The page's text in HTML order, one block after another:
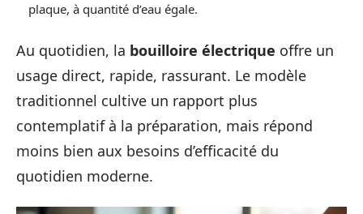
plaque, à quantité d’eau égale.
Au quotidien, la bouilloire électrique offre un
usage direct, rapide, rassurant. Le modèle
traditionnel cultive un rapport plus
contemplatif à la préparation, mais répond
moins bien aux besoins d’efficacité du
quotidien moderne.